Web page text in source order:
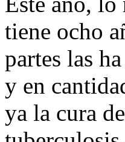
tiene ocho
partes las
y en
ya la cura